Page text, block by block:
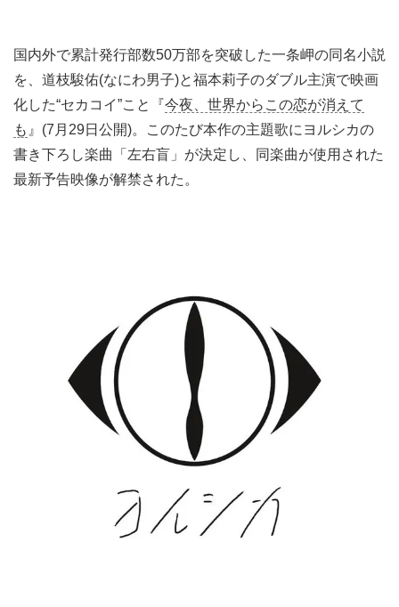
国内外で累計発行部数50万部を突破した一条岬の同名小説
を、道枝駿佑(なにわ男子)と福本莉子のダブル主演で映画
化した“セカコイ”こと『今夜、世界からこの恋が消えて
も 』(7月29日公開)。このたび本作の主題歌にヨルシカの
書き下ろし楽曲「左右盲」が決定し、同楽曲が使用された
最新予告映像が解禁された。